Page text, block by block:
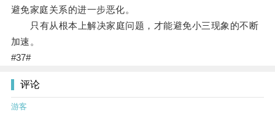
避免家庭关系的进一步恶化。
只有从根本上解决家庭问题，才能避免小三现象的不断
加速。
#37#
评论
游客